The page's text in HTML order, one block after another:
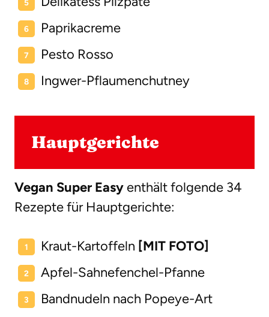
Paprikacreme
Pesto Rosso
Ingwer-Pflaumenchutney
Hauptgerichte
Vegan Super Easy enthält folgende 34
Rezepte für Hauptgerichte:
Kraut-Kartoffeln [MIT FOTO]
Apfel-Sahnefenchel-Pfanne
Bandnudeln nach Popeye-Art